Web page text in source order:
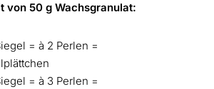
von 50 g Wachsgranulat:
= à 2 Perlen =
= à 3 Perlen =